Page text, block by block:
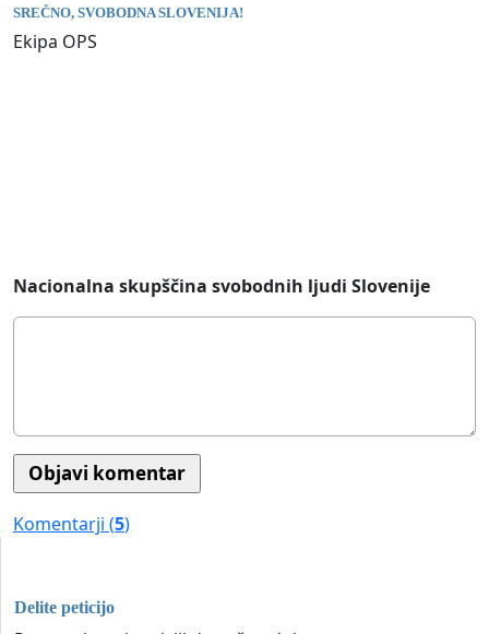
SREČNO, SVOBODNA SLOVENIJA!
Ekipa OPS
Nacionalna skupščina svobodnih ljudi Slovenije
Komentarji (5)
Delite peticijo